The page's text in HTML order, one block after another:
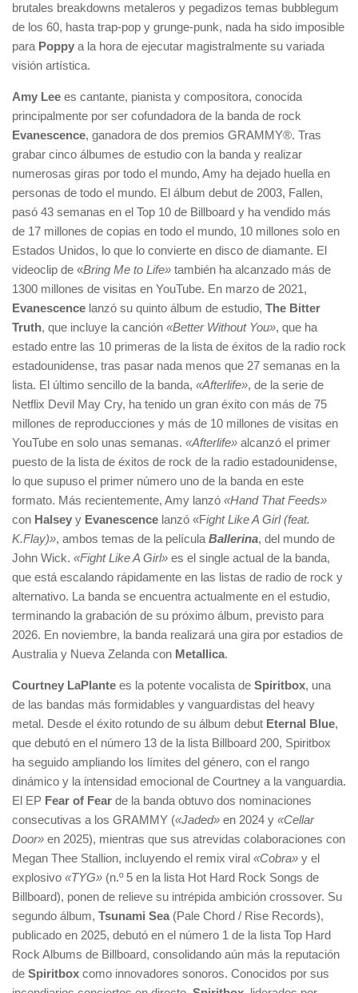
brutales breakdowns metaleros y pegadizos temas bubblegum
de los 60, hasta trap-pop y grunge-punk, nada ha sido imposible
para Poppy a la hora de ejecutar magistralmente su variada
visión artística.
Amy Lee es cantante, pianista y compositora, conocida
principalmente por ser cofundadora de la banda de rock
Evanescence, ganadora de dos premios GRAMMY®. Tras
grabar cinco álbumes de estudio con la banda y realizar
numerosas giras por todo el mundo, Amy ha dejado huella en
personas de todo el mundo. El álbum debut de 2003, Fallen,
pasó 43 semanas en el Top 10 de Billboard y ha vendido más
de 17 millones de copias en todo el mundo, 10 millones solo en
Estados Unidos, lo que lo convierte en disco de diamante. El
videoclip de «Bring Me to Life» también ha alcanzado más de
1300 millones de visitas en YouTube. En marzo de 2021,
Evanescence lanzó su quinto álbum de estudio, The Bitter
Truth, que incluye la canción «Better Without You», que ha
estado entre las 10 primeras de la lista de éxitos de la radio rock
estadounidense, tras pasar nada menos que 27 semanas en la
lista. El último sencillo de la banda, «Afterlife», de la serie de
Netflix Devil May Cry, ha tenido un gran éxito con más de 75
millones de reproducciones y más de 10 millones de visitas en
YouTube en solo unas semanas. «Afterlife» alcanzó el primer
puesto de la lista de éxitos de rock de la radio estadounidense,
lo que supuso el primer número uno de la banda en este
formato. Más recientemente, Amy lanzó «Hand That Feeds»
con Halsey y Evanescence lanzó «Fight Like A Girl (feat.
K.Flay)», ambos temas de la película Ballerina, del mundo de
John Wick. «Fight Like A Girl» es el single actual de la banda,
que está escalando rápidamente en las listas de radio de rock y
alternativo. La banda se encuentra actualmente en el estudio,
terminando la grabación de su próximo álbum, previsto para
2026. En noviembre, la banda realizará una gira por estadios de
Australia y Nueva Zelanda con Metallica.
Courtney LaPlante es la potente vocalista de Spiritbox, una
de las bandas más formidables y vanguardistas del heavy
metal. Desde el éxito rotundo de su álbum debut Eternal Blue,
que debutó en el número 13 de la lista Billboard 200, Spiritbox
ha seguido ampliando los límites del género, con el rango
dinámico y la intensidad emocional de Courtney a la vanguardia.
El EP Fear of Fear de la banda obtuvo dos nominaciones
consecutivas a los GRAMMY («Jaded» en 2024 y «Cellar
Door» en 2025), mientras que sus atrevidas colaboraciones con
Megan Thee Stallion, incluyendo el remix viral «Cobra» y el
explosivo «TYG» (n.º 5 en la lista Hot Hard Rock Songs de
Billboard), ponen de relieve su intrépida ambición crossover. Su
segundo álbum, Tsunami Sea (Pale Chord / Rise Records),
publicado en 2025, debutó en el número 1 de la lista Top Hard
Rock Albums de Billboard, consolidando aún más la reputación
de Spiritbox como innovadores sonoros. Conocidos por sus